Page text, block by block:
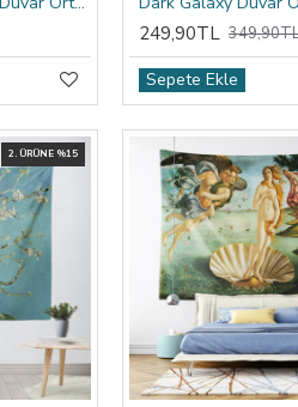
249,90TL
Sepete Ekle
2. ÜRÜNE %15